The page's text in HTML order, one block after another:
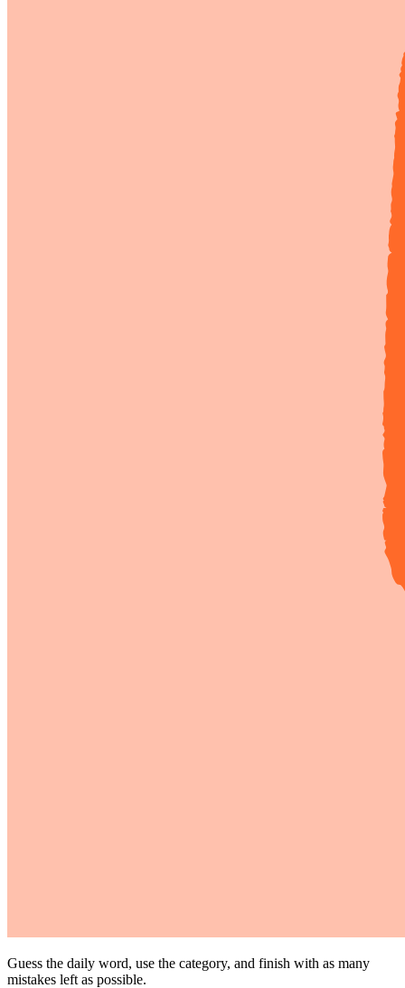
Guess the daily word, use the category, and finish with as many
mistakes left as possible.